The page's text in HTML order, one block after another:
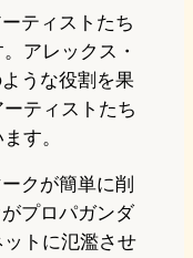
ティストたち
アレックス・
うな役割を果
ティストたち
す。
クが簡単に削
プロパガンダ
トに氾濫させ